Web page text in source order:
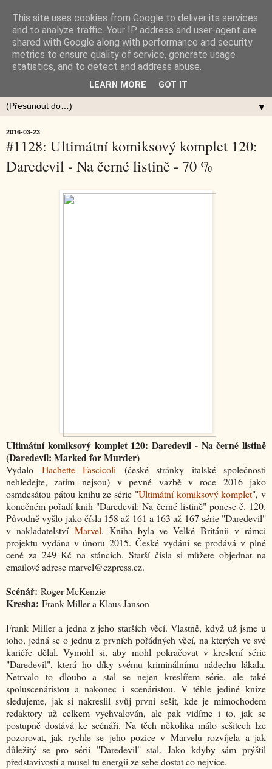
▼
2016-03-23
#1128: Ultimátní komiksový komplet 120:
Daredevil - Na černé listině - 70 %
Ultimátní komiksový komplet 120: Daredevil - Na černé listině
(Daredevil: Marked for Murder)
Vydalo Hachette Fascicoli (české stránky italské společnosti
nehledejte, zatím nejsou) v pevné vazbě v roce 2016 jako
osmdesátou pátou knihu ze série "Ultimátní komiksový komplet", v
konečném pořadí knih "Daredevil: Na černé listině" ponese č. 120.
Původně vyšlo jako čísla 158 až 161 a 163 až 167 série "Daredevil"
v nakladatelství Marvel. Kniha byla ve Velké Británii v rámci
projektu vydána v únoru 2015. České vydání se prodává v plné
ceně za 249 Kč na stáncích. Starší čísla si můžete objednat na
emailové adrese marvel@czpress.cz.
Scénář: Roger McKenzie
Kresba: Frank Miller a Klaus Janson
Frank Miller a jedna z jeho starších věcí. Vlastně, když už jsme u
toho, jedná se o jednu z prvních pořádných věcí, na kterých ve své
kariéře dělal. Vymohl si, aby mohl pokračovat v kreslení série
"Daredevil", která ho díky svému kriminálnímu nádechu lákala.
Netrvalo to dlouho a stal se nejen kreslířem série, ale také
spoluscenáristou a nakonec i scenáristou. V téhle jediné knize
sledujeme, jak si nakreslil svůj první sešit, kde je mimochodem
redaktory už celkem vychvalován, ale pak vidíme i to, jak se
postupně dostává ke scénáři. Na těch několika málo sešitech lze
pozorovat, jak rychle se jeho pozice v Marvelu rozvíjela a jak
důležitý se pro sérii "Daredevil" stal. Jako kdyby sám prýštil
představivostí a musel tu energii ze sebe dostat co nejvíce.
This site uses cookies from Google to deliver its services
and to analyze traffic. Your IP address and user-agent are
shared with Google along with performance and security
metrics to ensure quality of service, generate usage
statistics, and to detect and address abuse.
LEARN MORE GOT IT